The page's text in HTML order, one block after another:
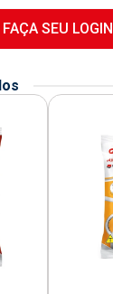
FAÇA SEU LOGIN